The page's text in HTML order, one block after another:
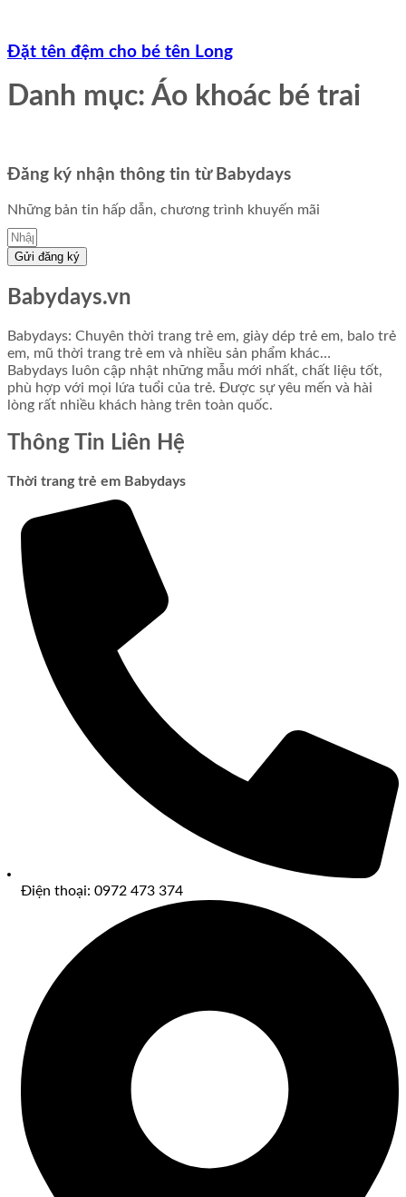
Đặt tên đệm cho bé tên Long
Danh mục: Áo khoác bé trai
Đăng ký nhận thông tin từ Babydays
Những bản tin hấp dẫn, chương trình khuyến mãi
Gửi đăng ký
Babydays.vn
Babydays: Chuyên thời trang trẻ em, giày dép trẻ em, balo trẻ
em, mũ thời trang trẻ em và nhiều sản phẩm khác…
Babydays luôn cập nhật những mẫu mới nhất, chất liệu tốt,
phù hợp với mọi lứa tuổi của trẻ. Được sự yêu mến và hài
lòng rất nhiều khách hàng trên toàn quốc.
Thông Tin Liên Hệ
Thời trang trẻ em Babydays
Điện thoại: 0972 473 374